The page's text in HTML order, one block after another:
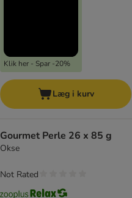
Klik her - Spar -20%
Læg i kurv
Gourmet Perle 26 x 85 g
Okse
Not Rated